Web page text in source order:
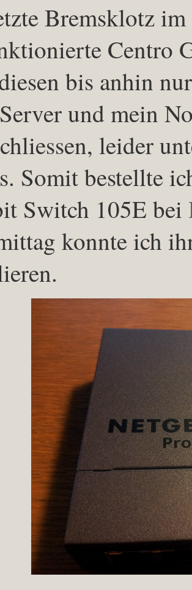
Bremsklotz
Centro
bis anhin
und mein
leider
Somit bestellte
Switch 105E bei
konnte ich